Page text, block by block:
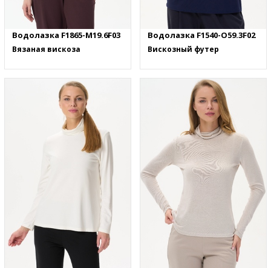
Водолазка F1865-M19.6F03
Вязаная вискоза
Водолазка F1540-O59.3F02
Вискозный футер